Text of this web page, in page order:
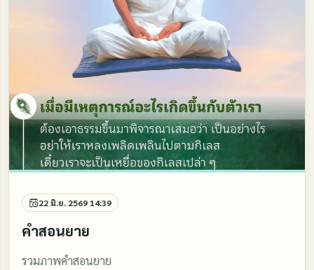
22 มิ.ย. 2569 14:39
คำสอนยาย
รวมภาพคำสอนยาย